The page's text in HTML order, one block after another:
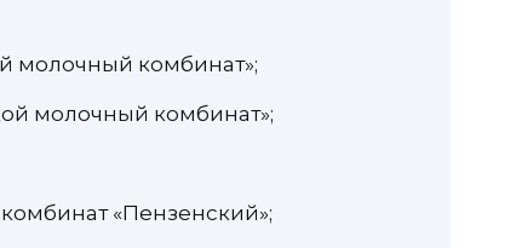
молочный комбинат»;
молочный комбинат»;
«Пензенский»;